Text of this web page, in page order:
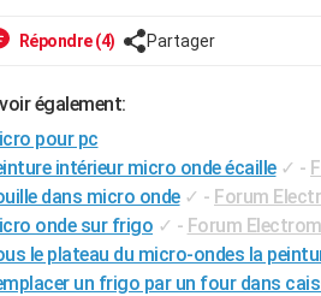
Répondre (4) Partager
également:
pour pc
intérieur micro onde écaille ✓ -
dans micro onde ✓ - Forum
onde sur frigo ✓ - Forum
le plateau du micro-ondes la
un frigo par un four dans